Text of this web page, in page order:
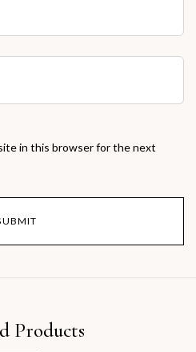
in this browser for the next
Products